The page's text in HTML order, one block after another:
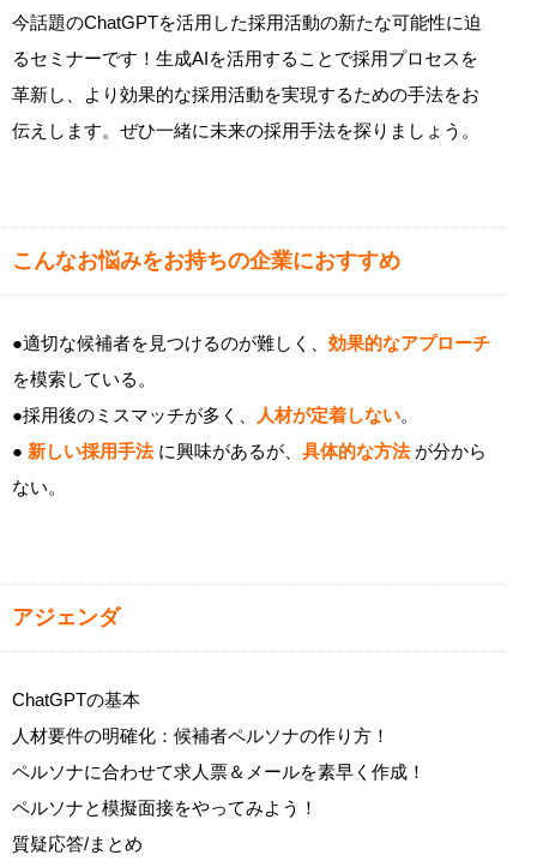
今話題のChatGPTを活用した採用活動の新たな可能性に迫
るセミナーです！生成AIを活用することで採用プロセスを
革新し、より効果的な採用活動を実現するための手法をお
伝えします。ぜひ一緒に未来の採用手法を探りましょう。
こんなお悩みをお持ちの企業におすすめ
●適切な候補者を見つけるのが難しく、 効果的なアプローチ
を模索している。
●採用後のミスマッチが多く、
人材が定着しない。
● 新しい採用手法に興味があるが、 具体的な方法 が分から
ない。
アジェンダ
ChatGPTの基本
人材要件の明確化：候補者ペルソナの作り方！
ペルソナに合わせて求人票＆メールを素早く作成！
ペルソナと模擬面接をやってみよう！
質疑応答/まとめ